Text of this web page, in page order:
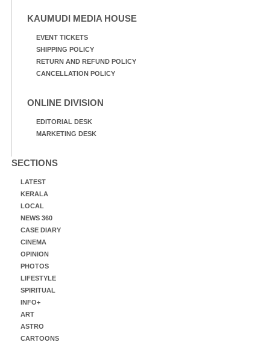
KAUMUDI MEDIA HOUSE
EVENT TICKETS
SHIPPING POLICY
RETURN AND REFUND POLICY
CANCELLATION POLICY
ONLINE DIVISION
EDITORIAL DESK
MARKETING DESK
SECTIONS
LATEST
KERALA
LOCAL
NEWS 360
CASE DIARY
CINEMA
OPINION
PHOTOS
LIFESTYLE
SPIRITUAL
INFO+
ART
ASTRO
CARTOONS